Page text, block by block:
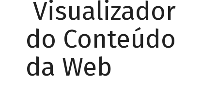
Visualizador
do Conteúdo
da Web